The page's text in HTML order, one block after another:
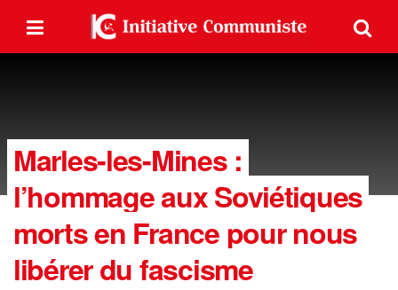
Marles-les-Mines :
l’hommage aux Soviétiques
morts en France pour nous
libérer du fascisme